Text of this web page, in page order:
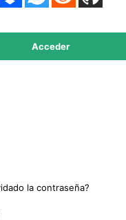
la contraseña?